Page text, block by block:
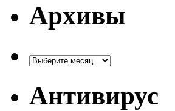
Архивы
Антивирус